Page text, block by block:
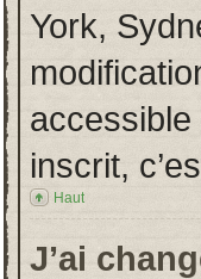
York,
accessible
inscrit,
Haut
J’ai